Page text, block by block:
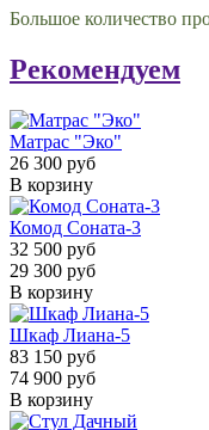
Большое количество
Рекомендуем
Матрас "Эко"
26 300 руб
В корзину
Комод Соната-3
32 500 руб
29 300 руб
В корзину
Шкаф Лиана-5
83 150 руб
74 900 руб
В корзину